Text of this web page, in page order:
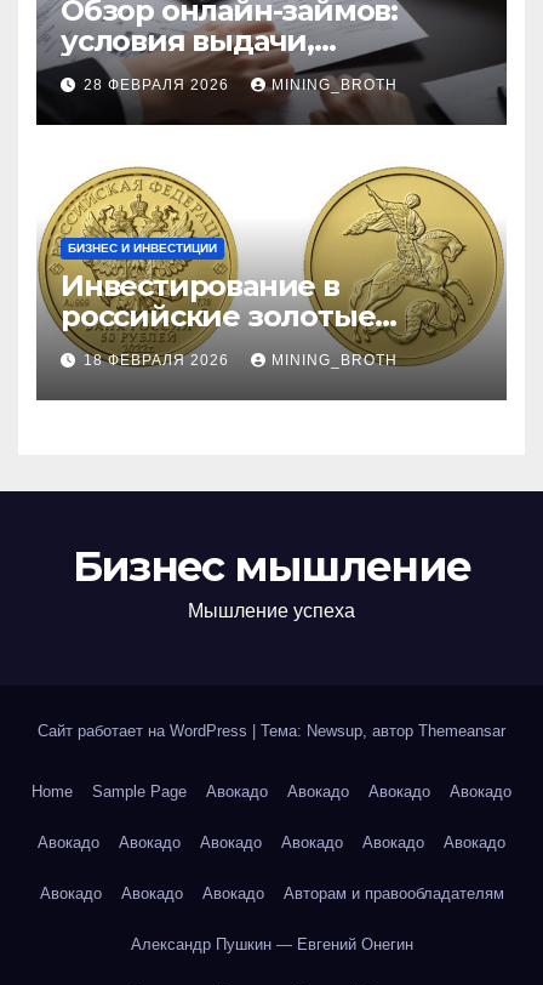
Обзор онлайн-займов:
условия выдачи,
процентные ставки и
требования к заемщикам
28 ФЕВРАЛЯ 2026 MINING_BROTH
БИЗНЕС И ИНВЕСТИЦИИ
Инвестирование в
российские золотые
монеты: подробное
руководство
18 ФЕВРАЛЯ 2026 MINING_BROTH
Бизнес мышление
Мышление успеха
Сайт работает на WordPress Тема: Newsup, автор Themeansar
Home Sample Page Авокадо Авокадо Авокадо Авокадо
Авокадо Авокадо Авокадо Авокадо Авокадо Авокадо
Авокадо Авокадо Авокадо Авторам и правообладателям
Александр Пушкин — Евгений Онегин